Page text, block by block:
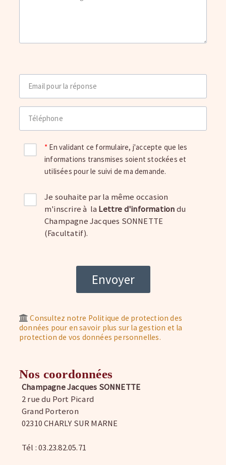
Email pour la réponse
Téléphone
En validant ce formulaire, j'accepte que les
informations transmises soient stockées et
utilisées pour le suivi de ma demande.
Je souhaite par la même occasion
m'inscrire à la Lettre d'informationdu
Champagne Jacques SONNETTE
(Facultatif).
Consultez notre Politique de protection des
données pour en savoir plus sur la gestion et la
protection de vos données personnelles.
Nos coordonnées
Champagne Jacques SONNETTE
2 rue du Port Picard
Grand Porteron
02310 CHARLY SUR MARNE
Tél : 03.23.82.05.71